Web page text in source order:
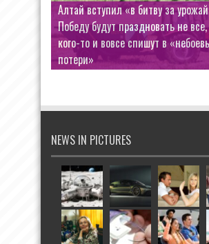
Алтай вступил «в битву за
Победу будут праздновать не все,
кого-то и вовсе спишут в
потери»
NEWS IN PICTURES